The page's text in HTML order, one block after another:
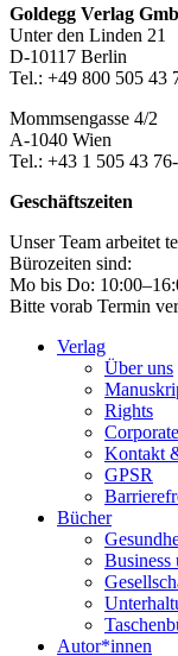
Footer-
Section
Goldegg Verlag
Unter den Linden 21
D-10117 Berlin
Tel.: +49 800 505 43
Mommsengasse 4/2
A-1040 Wien
Tel.: +43 1 505 43
Geschäftszeiten
Unser Team arbeitet
Bürozeiten sind:
Mo bis Do:
Bitte vorab Termin
Verlag
Über uns
Rights
Kontakt
GPSR
Bücher
Business
Autor*innen